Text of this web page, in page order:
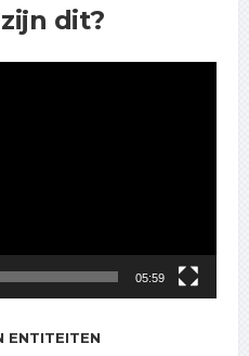
dit?
05:59
ENTITEITEN